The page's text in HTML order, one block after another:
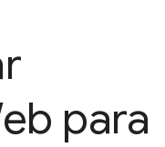
para